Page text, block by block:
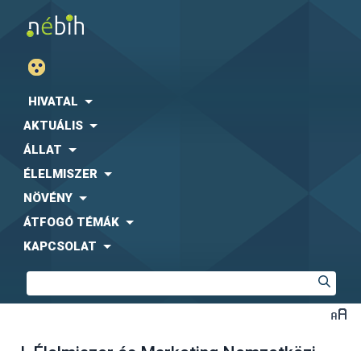
HIVATAL
AKTUÁLIS
ÁLLAT
ÉLELMISZER
NÖVÉNY
ÁTFOGÓ TÉMÁK
KAPCSOLAT